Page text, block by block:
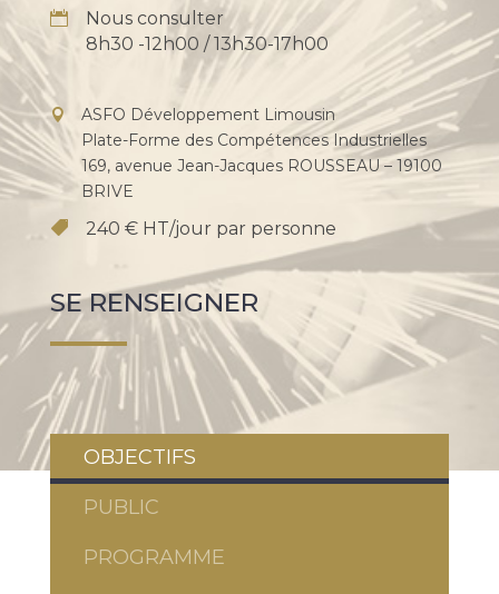
Nous consulter
8h30 -12h00 / 13h30-17h00
ASFO Développement Limousin
Plate-Forme des Compétences Industrielles
169, avenue Jean-Jacques ROUSSEAU – 19100
BRIVE
240 € HT/jour par personne
SE RENSEIGNER
OBJECTIFS
PUBLIC
PROGRAMME